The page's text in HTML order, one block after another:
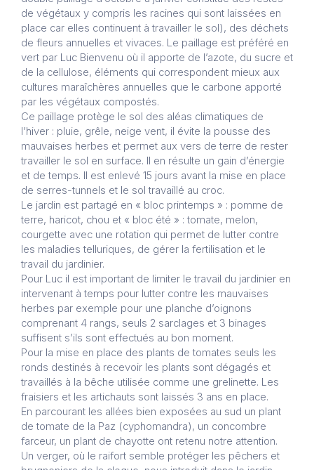
de végétaux y compris les racines qui sont laissées en
place car elles continuent à travailler le sol), des déchets
de fleurs annuelles et vivaces. Le paillage est préféré en
vert par Luc Bienvenu où il apporte de l’azote, du sucre et
de la cellulose, éléments qui correspondent mieux aux
cultures maraîchères annuelles que le carbone apporté
par les végétaux compostés.
Ce paillage protège le sol des aléas climatiques de
l’hiver : pluie, grêle, neige vent, il évite la pousse des
mauvaises herbes et permet aux vers de terre de rester
travailler le sol en surface. Il en résulte un gain d’énergie
et de temps. Il est enlevé 15 jours avant la mise en place
de serres-tunnels et le sol travaillé au croc.
Le jardin est partagé en « bloc printemps » : pomme de
terre, haricot, chou et « bloc été » : tomate, melon,
courgette avec une rotation qui permet de lutter contre
les maladies telluriques, de gérer la fertilisation et le
travail du jardinier.
Pour Luc il est important de limiter le travail du jardinier en
intervenant à temps pour lutter contre les mauvaises
herbes par exemple pour une planche d’oignons
comprenant 4 rangs, seuls 2 sarclages et 3 binages
suffisent s’ils sont effectués au bon moment.
Pour la mise en place des plants de tomates seuls les
ronds destinés à recevoir les plants sont dégagés et
travaillés à la bêche utilisée comme une grelinette. Les
fraisiers et les artichauts sont laissés 3 ans en place.
En parcourant les allées bien exposées au sud un plant
de tomate de la Paz (cyphomandra), un concombre
farceur, un plant de chayotte ont retenu notre attention.
Un verger, où le raifort semble protéger les pêchers et